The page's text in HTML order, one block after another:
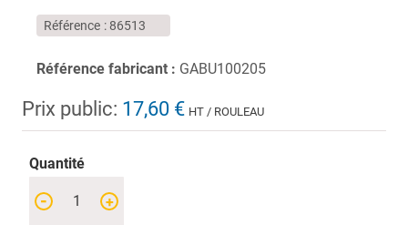
Référence 86513
Référence fabricant : GABU100205
Prix public: 17,60 € HT / ROULEAU
Quantité
+
-